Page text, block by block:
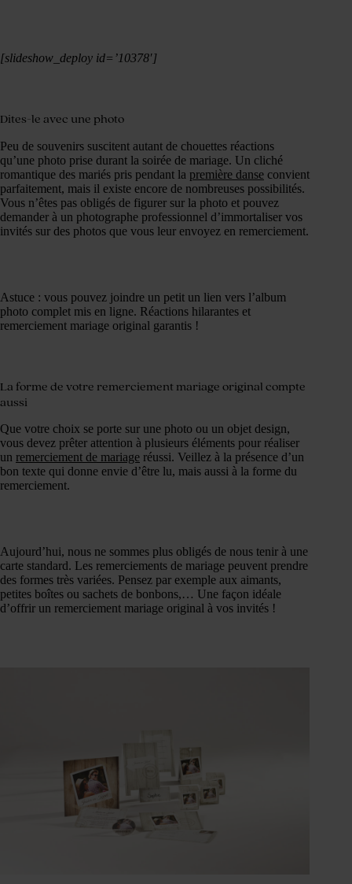
[slideshow_deploy id=’10378′]
Dites-le avec une photo
Peu de souvenirs suscitent autant de chouettes réactions
qu’une photo prise durant la soirée de mariage. Un cliché
romantique des mariés pris pendant la première danse convient
parfaitement, mais il existe encore de nombreuses possibilités.
Vous n’êtes pas obligés de figurer sur la photo et pouvez
demander à un photographe professionnel d’immortaliser vos
invités sur des photos que vous leur envoyez en remerciement.
Astuce : vous pouvez joindre un petit un lien vers l’album
photo complet mis en ligne. Réactions hilarantes et
remerciement mariage original garantis !
La forme de votre remerciement mariage original compte
aussi
Que votre choix se porte sur une photo ou un objet design,
vous devez prêter attention à plusieurs éléments pour réaliser
un remerciement de mariage réussi. Veillez à la présence d’un
bon texte qui donne envie d’être lu, mais aussi à la forme du
remerciement.
Aujourd’hui, nous ne sommes plus obligés de nous tenir à une
carte standard. Les remerciements de mariage peuvent prendre
des formes très variées. Pensez par exemple aux aimants,
petites boîtes ou sachets de bonbons,… Une façon idéale
d’offrir un remerciement mariage original à vos invités !